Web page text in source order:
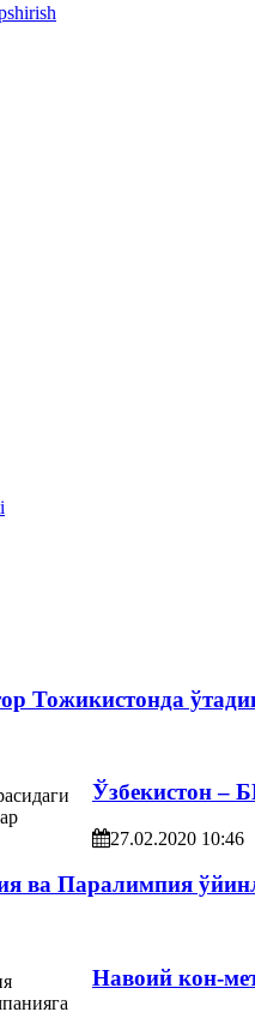
Тожикистонда
Ўзбекистон –
27.02.2020 10:46
ва Паралимпия
Навоий кон-